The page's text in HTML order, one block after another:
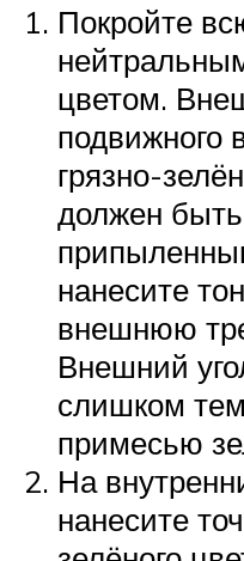
Покройте
цветом.
подвижного
грязно-
должен
нанесите
внешнюю
Внешний
слишком
примесью
На
нанесите